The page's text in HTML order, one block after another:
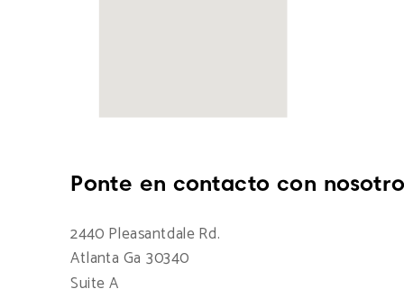
Ponte en contacto con
2440 Pleasantdale Rd.
Atlanta Ga 30340
Suite A